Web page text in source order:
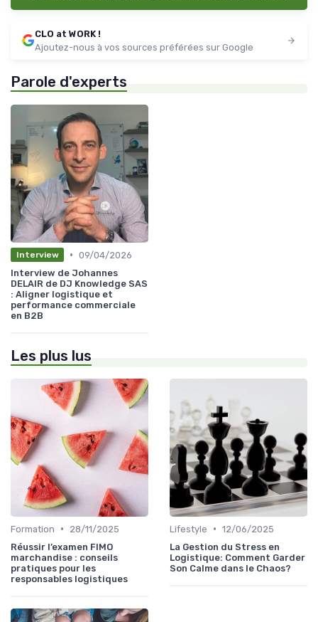
CLO at WORK !
Ajoutez-nous à vos sources préférées sur Google
Parole d'experts
Interview • 09/04/2026
Interview de Johannes
DELAIR de DJ Knowledge SAS
: Aligner logistique et
performance commerciale
en B2B
Les plus lus
Formation •
28/11/2025
Réussir l’examen FIMO
marchandise : conseils
pratiques pour les
responsables logistiques
Lifestyle • 12/06/2025
La Gestion du Stress en
Logistique: Comment Garder
Son Calme dans le Chaos?